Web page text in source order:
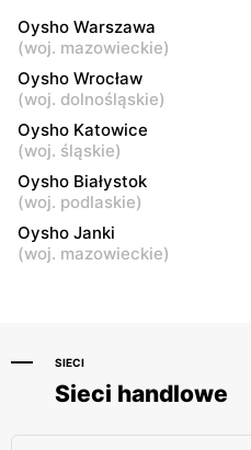
Oysho Warszawa
(woj. mazowieckie)
Oysho Wrocław
(woj. dolnośląskie)
Oysho Katowice
(woj. śląskie)
Oysho Białystok
(woj. podlaskie)
Oysho Janki
(woj. mazowieckie)
SIECI
Sieci handlowe